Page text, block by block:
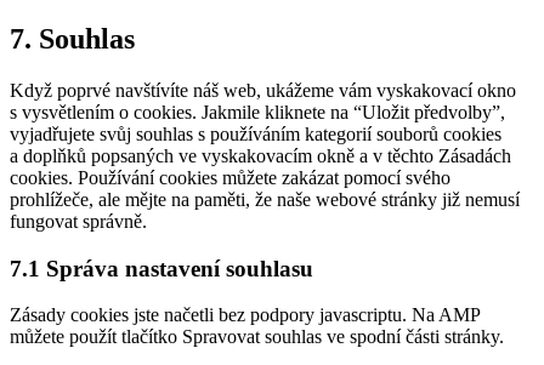
Consent
to
ostatní
7. Souhlas
Když poprvé navštívíte náš web, ukážeme vám vyskakovací okno
s vysvětlením o cookies. Jakmile kliknete na “Uložit předvolby”,
vyjadřujete svůj souhlas s používáním kategorií souborů cookies
a doplňků popsaných ve vyskakovacím okně a v těchto Zásadách
cookies. Používání cookies můžete zakázat pomocí svého
prohlížeče, ale mějte na paměti, že naše webové stránky již nemusí
fungovat správně.
7.1 Správa nastavení souhlasu
Zásady cookies jste načetli bez podpory javascriptu. Na AMP
můžete použít tlačítko Spravovat souhlas ve spodní části stránky.